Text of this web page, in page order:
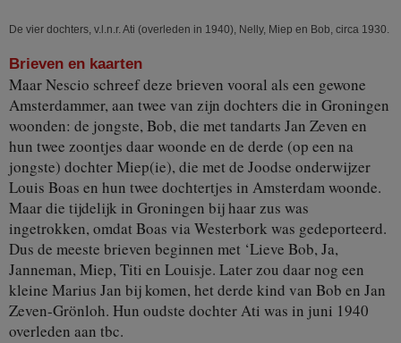
De vier dochters, v.l.n.r. Ati (overleden in 1940), Nelly, Miep en Bob, circa 1930.
Brieven en kaarten
Maar Nescio schreef deze brieven vooral als een gewone
Amsterdammer, aan twee van zijn dochters die in Groningen
woonden: de jongste, Bob, die met tandarts Jan Zeven en
hun twee zoontjes daar woonde en de derde (op een na
jongste) dochter Miep(ie), die met de Joodse onderwijzer
Louis Boas en hun twee dochtertjes in Amsterdam woonde.
Maar die tijdelijk in Groningen bij haar zus was
ingetrokken, omdat Boas via Westerbork was gedeporteerd.
Dus de meeste brieven beginnen met ‘Lieve Bob, Ja,
Janneman, Miep, Titi en Louisje. Later zou daar nog een
kleine Marius Jan bij komen, het derde kind van Bob en Jan
Zeven-Grönloh. Hun oudste dochter Ati was in juni 1940
overleden aan tbc.